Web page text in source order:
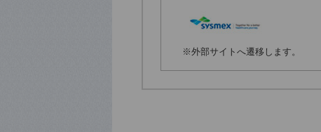
※外部サイトへ遷移します。